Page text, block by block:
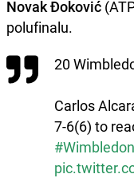
Novak Đoković
polufinalu.
20
Carlos
7-6(6) to
#Wimbledon